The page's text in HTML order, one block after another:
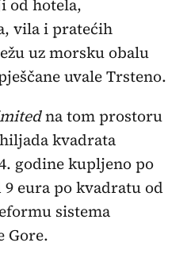
od hotela,
vila i pratećih
uz morsku obalu
uvale Trsteno.
na tom prostoru
kvadrata
godine kupljeno po
eura po kvadratu od
sistema
Gore.